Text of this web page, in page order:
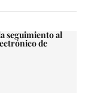
seguimiento al
de